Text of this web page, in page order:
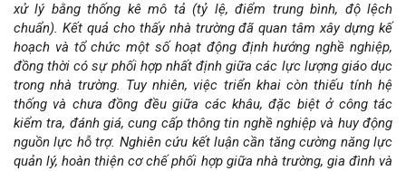
xử lý bằng thống kê mô tả (tỷ lệ, điểm trung bình, độ lệch
chuẩn). Kết quả cho thấy nhà trường đã quan tâm xây dựng kế
hoạch và tổ chức một số hoạt động định hướng nghề nghiệp,
đồng thời có sự phối hợp nhất định giữa các lực lượng giáo dục
trong nhà trường. Tuy nhiên, việc triển khai còn thiếu tính hệ
thống và chưa đồng đều giữa các khâu, đặc biệt ở công tác
kiểm tra, đánh giá, cung cấp thông tin nghề nghiệp và huy động
nguồn lực hỗ trợ. Nghiên cứu kết luận cần tăng cường năng lực
quản lý, hoàn thiện cơ chế phối hợp giữa nhà trường, gia đình và